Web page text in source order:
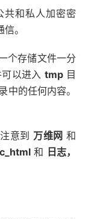
共和私人加密密
。
个存储文件一分
以进入 tmp目
中的任何内容。
意到 万维网 和
和 日志，